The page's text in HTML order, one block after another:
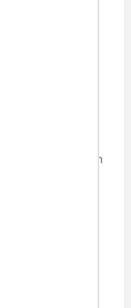
bisa bekerja
dari dalam,
mengalami
elit
yang
kering di tengah